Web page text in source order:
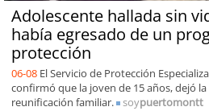
Adolescente hallada sin
había egresado de un
protección
06-08 El Servicio de Protección
confirmó que la joven de 15 años, dejó
reunificación familiar.
soypuertomontt